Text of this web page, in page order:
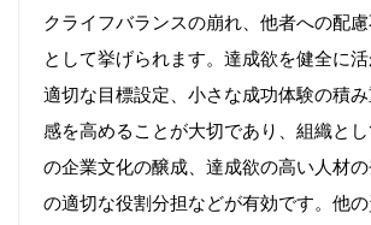
クライフバランスの崩れ、他者への配
として挙げられます。達成欲を健全に活
適切な目標設定、小さな成功体験の積
感を高めることが大切であり、組織と
の企業文化の醸成、達成欲の高い人材
の適切な役割分担などが有効です。他